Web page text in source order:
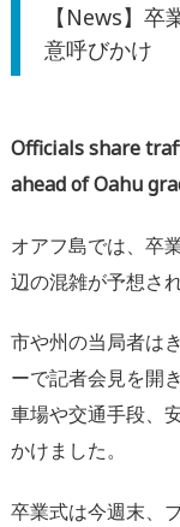
【News】
意呼びかけ
Officials share
ahead of Oahu
オアフ島では、卒
辺の混雑が予想され
市や州の当局者は
ーで記者会見を開
車場や交通手段、
かけました。
卒業式は今週末、